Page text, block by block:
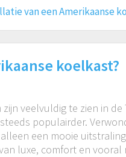
van een Amerikaanse
koelkast?
veelvuldig te zien in
populairder.
een mooie
luxe, comfort en vooral